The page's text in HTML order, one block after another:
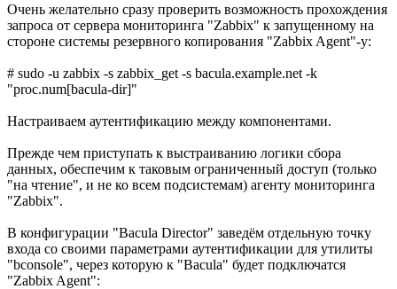
Очень желательно сразу проверить возможность прохождения
запроса от сервера мониторинга "Zabbix" к запущенному на
стороне системы резервного копирования "Zabbix Agent"-у:
# sudo -u zabbix -s zabbix_get -s bacula.example.net -k
"proc.num[bacula-dir]"
Настраиваем аутентификацию между компонентами.
Прежде чем приступать к выстраиванию логики сбора
данных, обеспечим к таковым ограниченный доступ (только
"на чтение", и не ко всем подсистемам) агенту мониторинга
"Zabbix".
В конфигурации "Bacula Director" заведём отдельную точку
входа со своими параметрами аутентификации для утилиты
"bconsole", через которую к "Bacula" будет подключатся
"Zabbix Agent":